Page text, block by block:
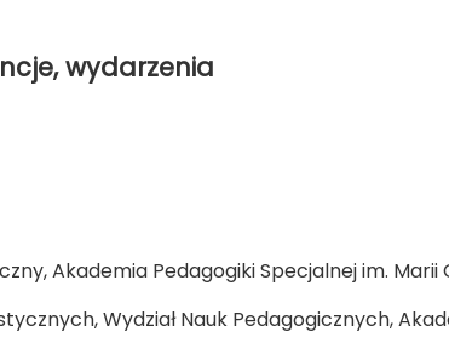
wydarzenia
Akademia Pedagogiki Specjalnej im.
Wydział Nauk Pedagogicznych,